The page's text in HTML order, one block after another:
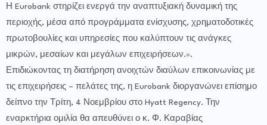
Η Eurobank στηρίζει ενεργά την αναπτυξιακή δυναμική της
περιοχής, μέσα από προγράμματα ενίσχυσης, χρηματοδοτικές
πρωτοβουλίες και υπηρεσίες που καλύπτουν τις ανάγκες
μικρών, μεσαίων και μεγάλων επιχειρήσεων.».
Επιδιώκοντας τη διατήρηση ανοιχτών διαύλων επικοινωνίας με
τις επιχειρήσεις – πελάτες της, η Eurobank διοργανώνει επίσημο
δείπνο την Τρίτη, 4 Νοεμβρίου στο Hyatt Regency. Την
εναρκτήρια ομιλία θα απευθύνει ο κ. Φ. Καραβίας